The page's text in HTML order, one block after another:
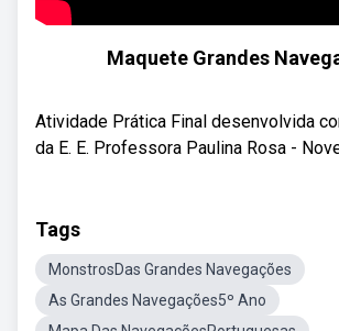
Maquete Grandes
Atividade Prática Final desenvolvida
da E. E. Professora Paulina Rosa -
Tags
MonstrosDas Grandes Navegações
As Grandes Navegações5º Ano